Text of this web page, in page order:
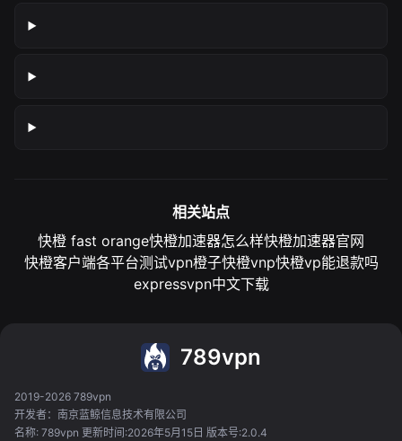
相关站点
快橙 fast orange快橙加速器怎么样快橙加速器官网
快橙客户端各平台测试vpn橙子快橙vnp快橙vp能退款吗
expressvpn中文下载
789vpn
2019-2026 789vpn
开发者：南京蓝鲸信息技术有限公司
名称: 789vpn 更新时间:2026年5月15日 版本号:2.0.4